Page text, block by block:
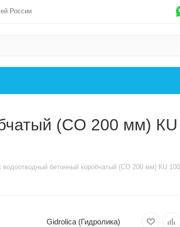
России
(CO 200 мм)
водоотводный бетонный коробчатый (CO 200 мм) КU
Gidrolica (Гидролика)